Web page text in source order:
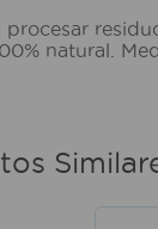
natural.